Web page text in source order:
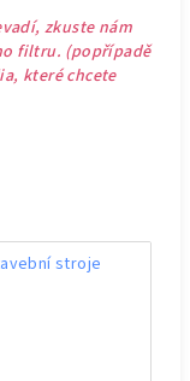
zkuste nám
filtru. (popřípadě
které chcete
stroje